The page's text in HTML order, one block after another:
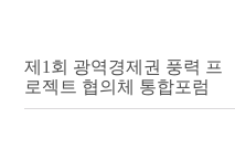
제1회 광역경제권 풍력 프
로젝트 협의체 통합포럼